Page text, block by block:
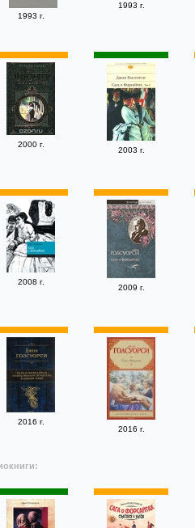
1993 г.
1993 г.
2000 г.
2003 г.
2008 г.
2009 г.
2016 г.
2016 г.